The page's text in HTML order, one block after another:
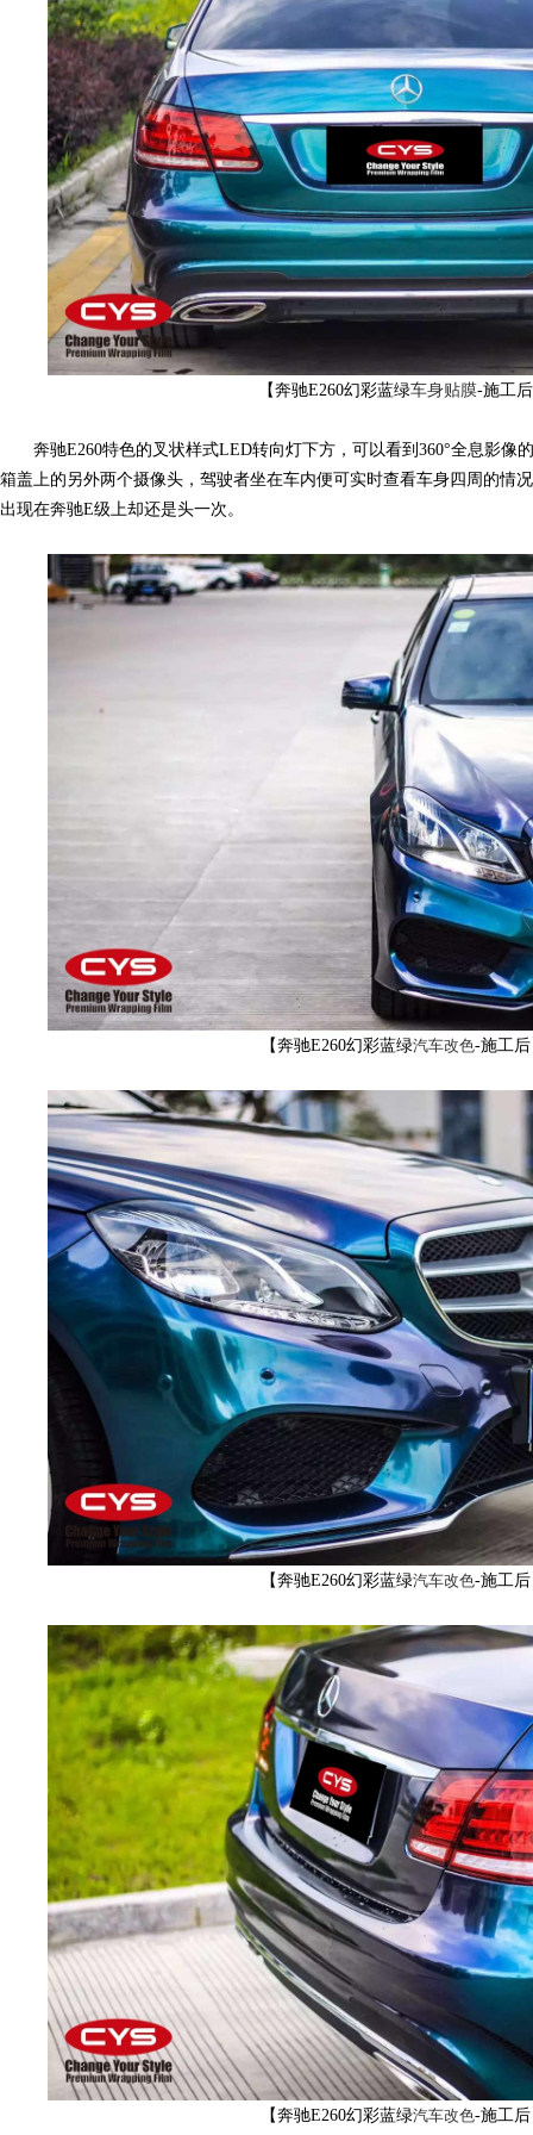
【奔驰E260幻彩蓝绿车身贴膜-施工
奔驰E260特色的叉状样式LED转向灯下方，可以看到360°全息影像
箱盖上的另外两个摄像头，驾驶者坐在车内便可实时查看车身四周的情
出现在奔驰E级上却还是头一次。
【奔驰E260幻彩蓝绿汽车改色-施工
【奔驰E260幻彩蓝绿汽车改色-施工
【奔驰E260幻彩蓝绿汽车改色-施工